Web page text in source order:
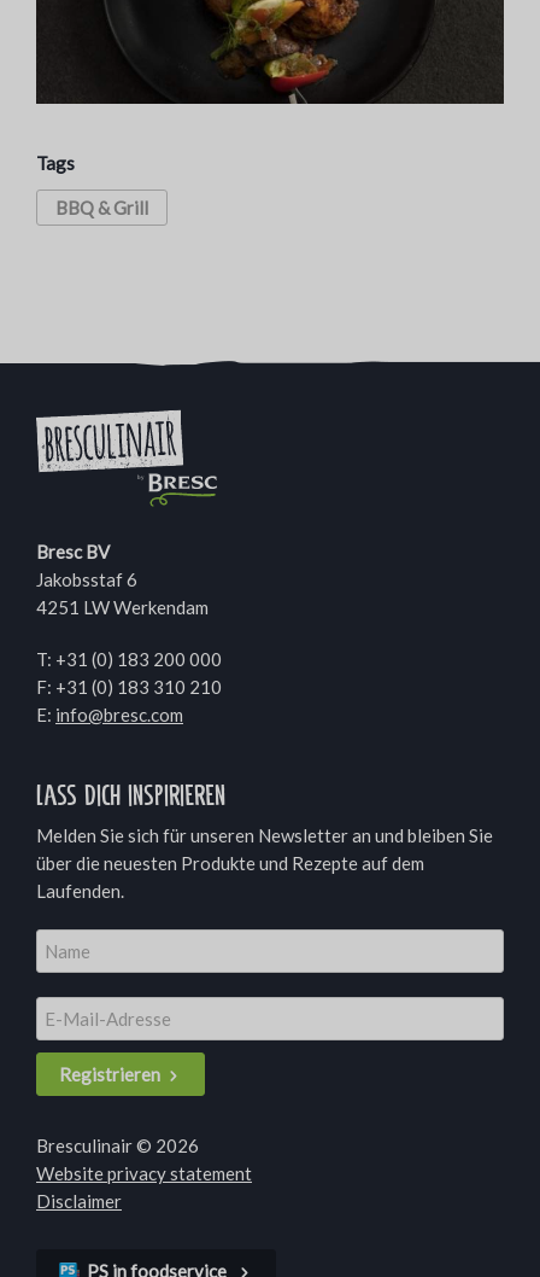
Tags
BBQ & Grill
Bresc BV
Jakobsstaf 6
4251 LW Werkendam
T: +31 (0) 183 200 000
F: +31 (0) 183 310 210
E: info@bresc.com
Lass dich inspirieren
Melden Sie sich für unseren Newsletter an und bleiben Sie
über die neuesten Produkte und Rezepte auf dem
Laufenden.
Registrieren
Bresculinair © 2026
Website privacy statement
Disclaimer
PS in foodservice